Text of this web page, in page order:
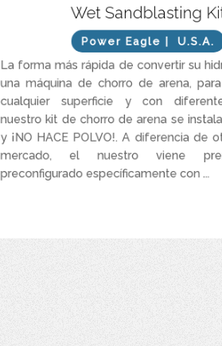
Wet Sandblasting
Power Eagle | U.S.A.
La forma más rápida de convertir su
una máquina de chorro de arena,
cualquier superficie y con
nuestro kit de chorro de arena se
y ¡NO HACE POLVO!. A diferencia de
mercado, el nuestro viene
preconfigurado específicamente con ...
Solución practica para preparación de
Económico y práctico para conexión
Plug-and-Play listo para conectar y realizar